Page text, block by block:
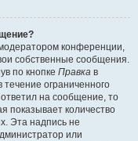
конференции,
собственные сообщения.
по кнопке Правка в
ограниченного
на сообщение, то
показывает количество
Эта надпись не
или